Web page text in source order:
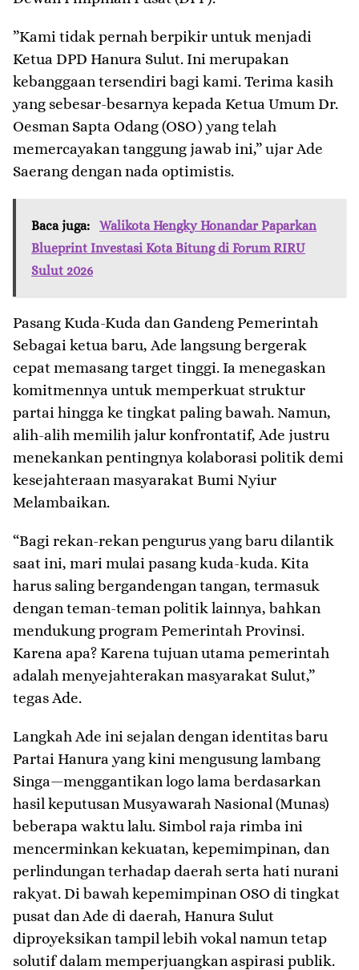
​”Kami tidak pernah berpikir untuk menjadi
Ketua DPD Hanura Sulut. Ini merupakan
kebanggaan tersendiri bagi kami. Terima kasih
yang sebesar-besarnya kepada Ketua Umum Dr.
Oesman Sapta Odang (OSO) yang telah
memercayakan tanggung jawab ini,” ujar Ade
Saerang dengan nada optimistis.
Baca juga:
Walikota Hengky Honandar Paparkan
Blueprint Investasi Kota Bitung di Forum RIRU
Sulut 2026
​Pasang Kuda-Kuda dan Gandeng Pemerintah
​Sebagai ketua baru, Ade langsung bergerak
cepat memasang target tinggi. Ia menegaskan
komitmennya untuk memperkuat struktur
partai hingga ke tingkat paling bawah. Namun,
alih-alih memilih jalur konfrontatif, Ade justru
menekankan pentingnya kolaborasi politik demi
kesejahteraan masyarakat Bumi Nyiur
Melambaikan.
​“Bagi rekan-rekan pengurus yang baru dilantik
saat ini, mari mulai pasang kuda-kuda. Kita
harus saling bergandengan tangan, termasuk
dengan teman-teman politik lainnya, bahkan
mendukung program Pemerintah Provinsi.
Karena apa? Karena tujuan utama pemerintah
adalah menyejahterakan masyarakat Sulut,”
tegas Ade.
​Langkah Ade ini sejalan dengan identitas baru
Partai Hanura yang kini mengusung lambang
Singa—menggantikan logo lama berdasarkan
hasil keputusan Musyawarah Nasional (Munas)
beberapa waktu lalu. Simbol raja rimba ini
mencerminkan kekuatan, kepemimpinan, dan
perlindungan terhadap daerah serta hati nurani
rakyat. Di bawah kepemimpinan OSO di tingkat
pusat dan Ade di daerah, Hanura Sulut
diproyeksikan tampil lebih vokal namun tetap
solutif dalam memperjuangkan aspirasi publik.